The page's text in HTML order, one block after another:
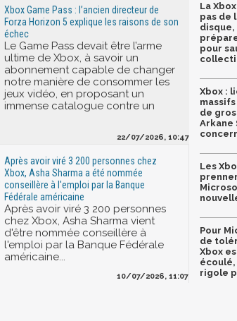
Xbox Game Pass : l’ancien directeur de
Forza Horizon 5 explique les raisons de son
échec
Le Game Pass devait être l’arme
ultime de Xbox, à savoir un
abonnement capable de changer
notre manière de consommer les
jeux vidéo, en proposant un
immense catalogue contre un
22/07/2026, 10:47
Après avoir viré 3 200 personnes chez
Xbox, Asha Sharma a été nommée
conseillère à l'emploi par la Banque
Fédérale américaine
Après avoir viré 3 200 personnes
chez Xbox, Asha Sharma vient
d'être nommée conseillère à
l'emploi par la Banque Fédérale
américaine...
10/07/2026, 11:07
La
pas de
pour
Xbox :
de
Arkane
Les
Pour
de
Xbox
écoulé,
rigole